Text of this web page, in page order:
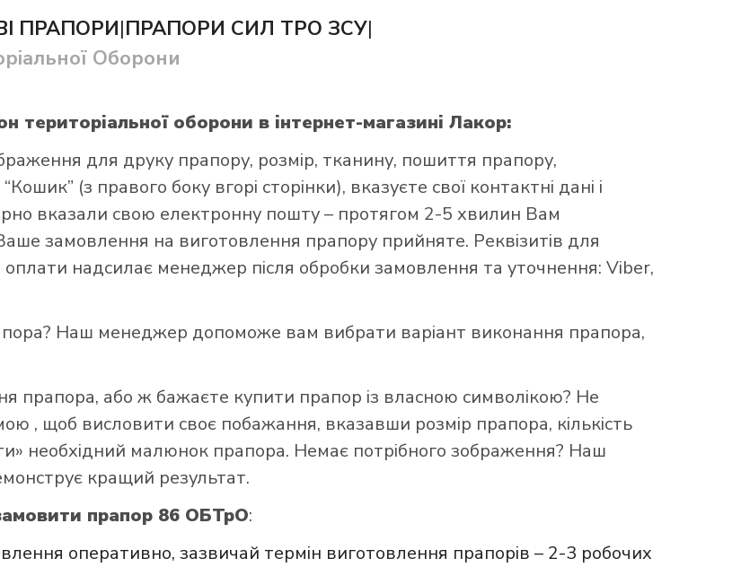
ПРАПОРИ|ПРАПОРИ СИЛ ТРО ЗСУ|
Оборони
територіальної оборони в інтернет-магазині Лакор:
для друку прапору, розмір, тканину, пошиття прапору,
(з правого боку вгорі сторінки), вказуєте свої контактні дані і
вказали свою електронну пошту – протягом 2-5 хвилин Вам
замовлення на виготовлення прапору прийняте. Реквізитів для
надсилає менеджер після обробки замовлення та уточнення: Viber,
Наш менеджер допоможе вам вибрати варіант виконання прапора,
прапора, або ж бажаєте купити прапор із власною символікою? Не
, щоб висловити своє побажання, вказавши розмір прапора, кількість
необхідний малюнок прапора. Немає потрібного зображення? Наш
кращий результат.
прапор 86 ОБТрО:
оперативно, зазвичай термін виготовлення прапорів – 2-3 робочих
в інтернет-магазині Лакор: